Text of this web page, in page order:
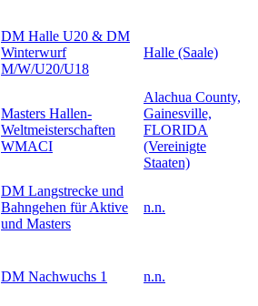
DM Halle U20 & DM
Winterwurf
M/W/U20/U18
Halle (Saale)
Masters Hallen-
Weltmeisterschaften
WMACI
Alachua County,
Gainesville,
FLORIDA
(Vereinigte
Staaten)
DM Langstrecke und
Bahngehen für Aktive
und Masters
n.n.
DM Nachwuchs 1 n.n.